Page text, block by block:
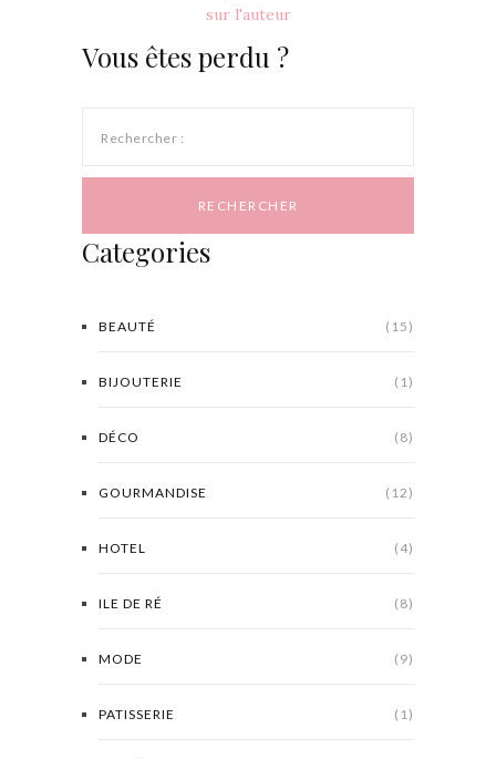
sur l'auteur
Vous êtes perdu ?
Rechercher :
Categories
BEAUTÉ (15)
BIJOUTERIE (1)
DÉCO (8)
GOURMANDISE (12)
HOTEL (4)
ILE DE RÉ (8)
MODE (9)
PATISSERIE (1)